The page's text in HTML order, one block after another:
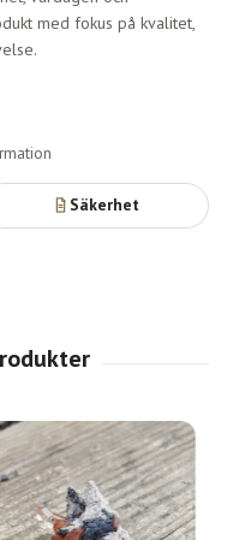
med fokus på kvalitet,
Säkerhet